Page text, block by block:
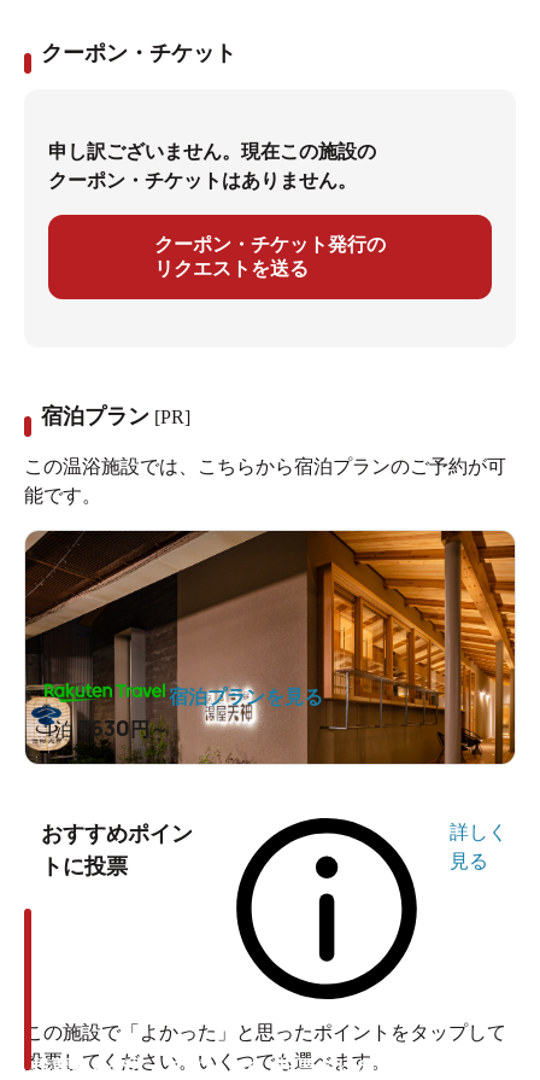
クーポン・チケット
申し訳ございません。現在この施設の
クーポン・チケットはありません。
クーポン・チケット発行の
リクエストを送る
宿泊プラン [PR]
この温浴施設では、こちらから宿泊プランのご予約が可
能です。
1泊 3630円～
宿泊プランを見る
おすすめポイン
トに投票
詳しく
見る
この施設で「よかった」と思ったポイントをタップして
投票してください。いくつでも選べます。
投票ありがとうございます 投票ありがとうございます